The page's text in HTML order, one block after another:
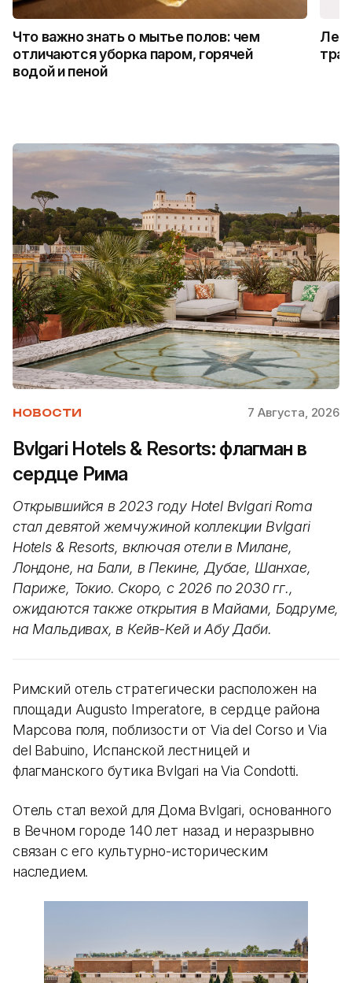
Что важно знать о мытье полов: чем
отличаются уборка паром, горячей
водой и пеной
НОВОСТИ 7 Августа, 2026
Bvlgari Hotels & Resorts: флагман в
сердце Рима
Открывшийся в 2023 году Hotel Bvlgari Roma
стал девятой жемчужиной коллекции Bvlgari
Hotels & Resorts, включая отели в Милане,
Лондоне, на Бали, в Пекине, Дубае, Шанхае,
Париже, Токио. Скоро, с 2026 по 2030 гг.,
ожидаются также открытия в Майами, Бодруме,
на Мальдивах, в Кейв-Кей и Абу Даби.
Римский отель стратегически расположен на
площади Augusto Imperatore, в сердце района
Марсова поля, поблизости от Via del Corso и Via
del Babuino, Испанской лестницей и
флагманского бутика Bvlgari на Via Condotti.
Отель стал вехой для Дома Bvlgari, основанного
в Вечном городе 140 лет назад и неразрывно
связан с его культурно-историческим
наследием.